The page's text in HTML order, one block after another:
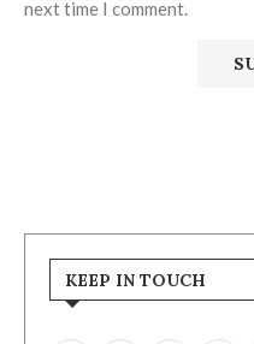
next time I comment.
KEEP IN TOUCH